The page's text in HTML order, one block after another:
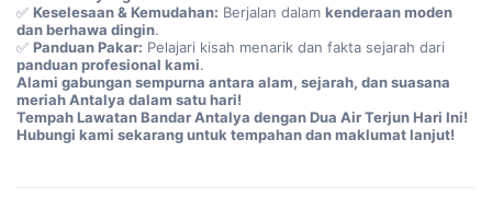
✅ Keselesaan & Kemudahan: Berjalan dalam kenderaan moden
dan berhawa dingin.
✅ Panduan Pakar:
panduan profesional kami.
Alami gabungan sempurna antara alam, sejarah, dan suasana
meriah Antalya dalam satu hari!
Tempah Lawatan Bandar Antalya dengan Dua Air Terjun Hari Ini!
Hubungi kami sekarang untuk tempahan dan maklumat lanjut!